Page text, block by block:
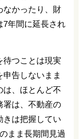
なかったり、財
7年間に延長され
待つことは現実
告しないまま
は、ほとんど不
署は、不動産の
きは把握してい
まま長期間見過